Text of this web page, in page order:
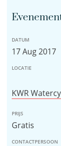
DATUM
17 Aug 2017
LOCATIE
KWR
PRIJS
Gratis
CONTACTPERSOON